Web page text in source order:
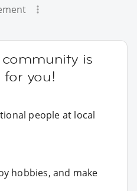
is
for you!
people at local
hobbies, and make